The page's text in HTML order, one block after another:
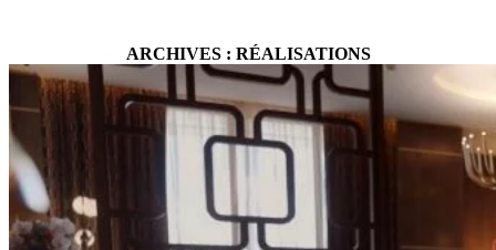
ARCHIVES : RÉALISATIONS